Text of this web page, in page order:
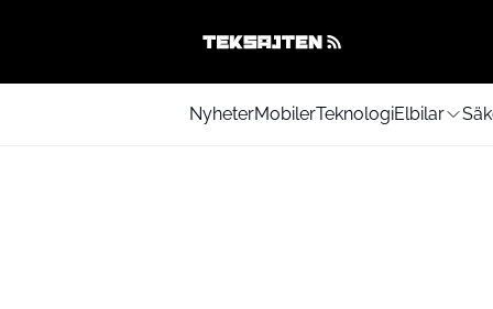
NyheterMobilerTeknologiElbilar